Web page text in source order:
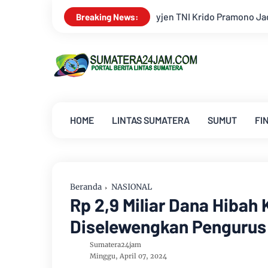
Breaking News:
TNI Krido Pramono Jadi Ikon Singing Competition HUT Ke-81
HOME LINTAS SUMATERA SUMUT
Beranda NASIONAL
Rp 2,9 Miliar Dana Hibah
Diselewengkan
Sumatera24jam
Minggu, April 07, 2024